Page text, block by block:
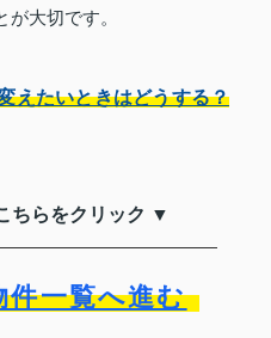
大切です。
えたいときはどうする？
ちらをクリック ▼
件一覧へ進む